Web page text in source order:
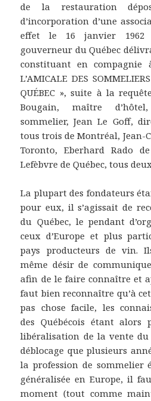
de la restauration
d’incorporation d’une
effet le 16 janvier 1962
gouverneur du Québec
constituant en
L’AMICALE DES
QUÉBEC », suite à la
Bougain, maître
sommelier, Jean Le Goff,
tous trois de Montréal, Jean-
Toronto, Eberhard Rado
Lefèbvre de Québec, tous
La plupart des fondateurs
pour eux, il s’agissait de
du Québec, le pendant
ceux d’Europe et plus
pays producteurs de vin.
même désir de
afin de le faire connaître et
faut bien reconnaître qu’à
pas chose facile, les
des Québécois étant alors
libéralisation de la vente
déblocage que plusieurs
la profession de sommelier
généralisée en Europe, il
moment (tout comme